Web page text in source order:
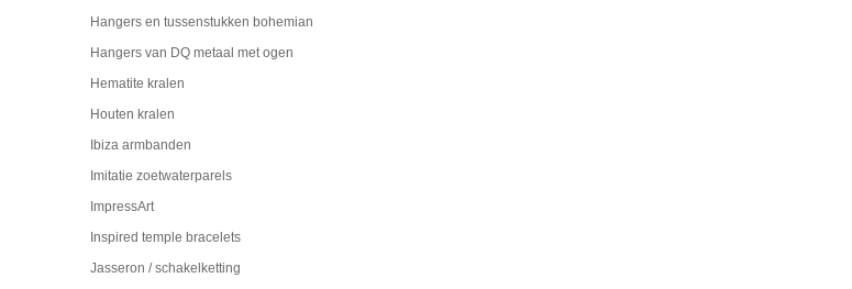
Hangers en tussenstukken bohemian
Hangers van DQ metaal met ogen
Hematite kralen
Houten kralen
Ibiza armbanden
Imitatie zoetwaterparels
ImpressArt
Inspired temple bracelets
Jasseron / schakelketting